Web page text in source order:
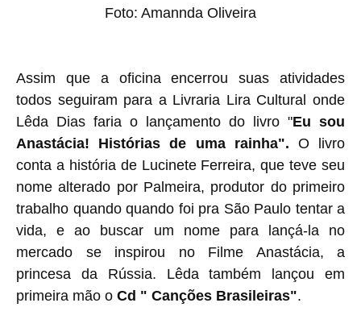
Foto: Amannda Oliveira
Assim que a oficina encerrou suas atividades
todos seguiram para a Livraria Lira Cultural onde
Lêda Dias faria o lançamento do livro "Eu sou
Anastácia! Histórias de uma rainha". O livro
conta a história de Lucinete Ferreira, que teve seu
nome alterado por Palmeira, produtor do primeiro
trabalho quando quando foi pra São Paulo tentar a
vida, e ao buscar um nome para lançá-la no
mercado se inspirou no Filme Anastácia, a
princesa da Rússia. Lêda também lançou em
primeira mão o Cd " Canções Brasileiras".